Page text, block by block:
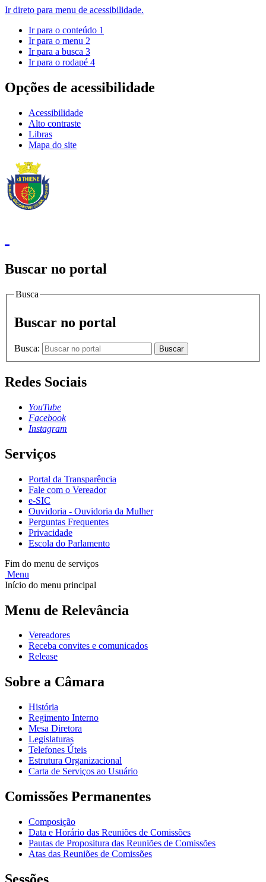
Ir direto para menu de acessibilidade.
Ir para o conteúdo 1
Ir para o menu 2
Ir para a busca 3
Ir para o rodapé 4
Opções de acessibilidade
Acessibilidade
Alto contraste
Libras
Mapa do site
Buscar no portal
Busca
Buscar no portal
Busca: Buscar
Redes Sociais
YouTube
Facebook
Instagram
Serviços
Portal da Transparência
Fale com o Vereador
e-SIC
Ouvidoria - Ouvidoria da Mulher
Perguntas Frequentes
Privacidade
Escola do Parlamento
Fim do menu de serviços
Menu
Início do menu principal
Menu de Relevância
Vereadores
Receba convites e comunicados
Release
Sobre a Câmara
História
Regimento Interno
Mesa Diretora
Legislaturas
Telefones Úteis
Estrutura Organizacional
Carta de Serviços ao Usuário
Comissões Permanentes
Composição
Data e Horário das Reuniões de Comissões
Pautas de Propositura das Reuniões de Comissões
Atas das Reuniões de Comissões